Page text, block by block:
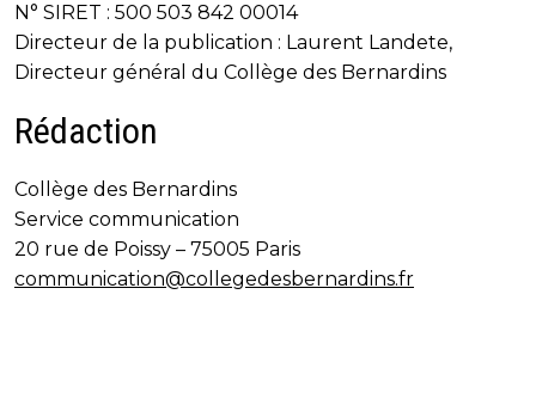
N° SIRET : 500 503 842 00014
Directeur de la publication : Laurent Landete,
Directeur général du Collège des Bernardins
Rédaction
Collège des Bernardins
Service communication
20 rue de Poissy – 75005 Paris
communication@collegedesbernardins.fr